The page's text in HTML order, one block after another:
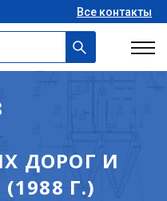
Все контакты
ДОРОГ И
Г.)